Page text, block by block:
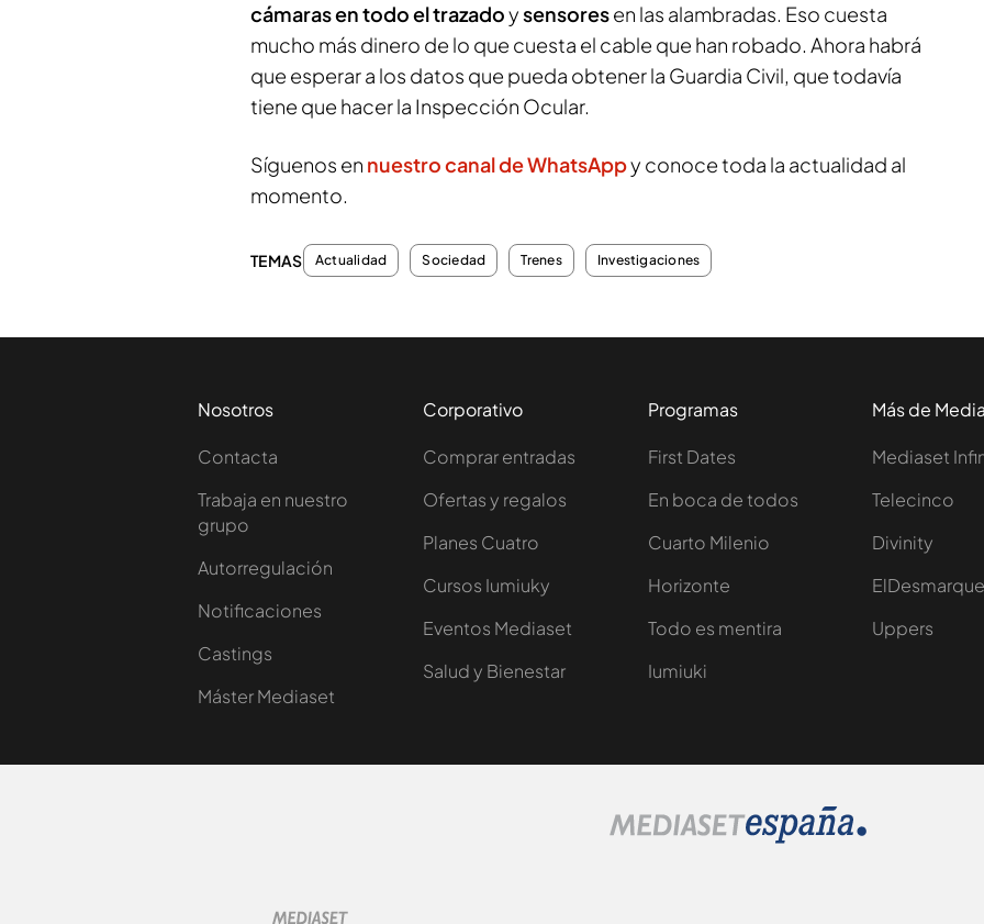
cámaras en todo el trazadoysensoresen las alambradas. Eso cuesta
mucho más dinero de lo que cuesta el cable que han robado. Ahora habrá
que esperar a los datos que pueda obtener la Guardia Civil, que todavía
tiene que hacer la Inspección Ocular.
Síguenos en nuestro canal de WhatsAppy conoce toda la actualidad al
momento.
TEMAS Actualidad Sociedad Trenes Investigaciones
Nosotros
Contacta
Trabaja en nuestro
grupo
Autorregulación
Notificaciones
Castings
Máster Mediaset
Corporativo
Comprar entradas
Ofertas y regalos
Planes Cuatro
Cursos Iumiuky
Eventos Mediaset
Salud y Bienestar
Programas
First Dates
En boca de todos
Cuarto Milenio
Horizonte
Todo es mentira
Iumiuki
Más de
Mediaset
Telecinco
Divinity
ElDesmarque
Uppers